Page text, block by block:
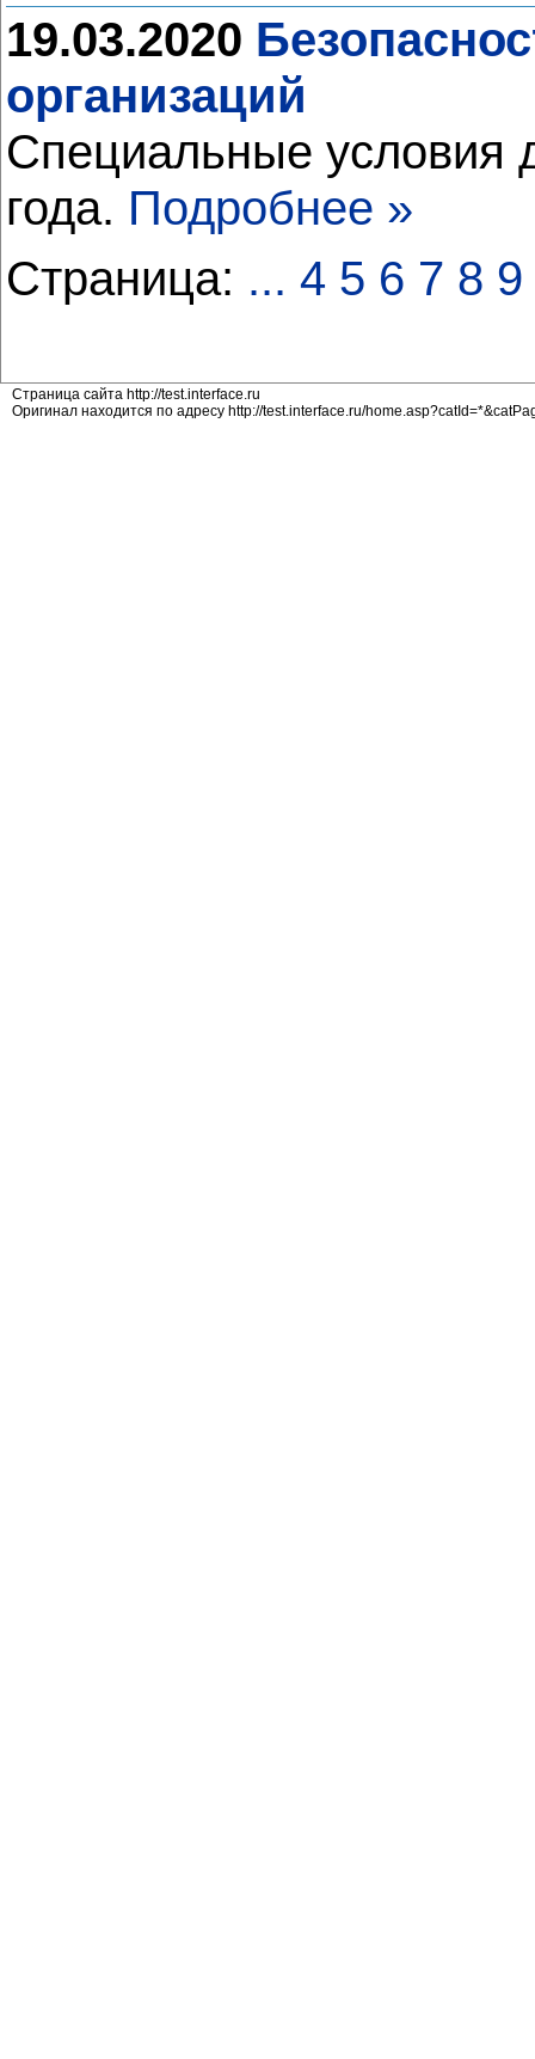
19.03.2020
организаций
Специальные условия
года. Подробнее »
Страница: ... 4 5 6 7 8 9
Страница сайта http://test.interface.ru
Оригинал находится по адресу http://test.interface.ru/